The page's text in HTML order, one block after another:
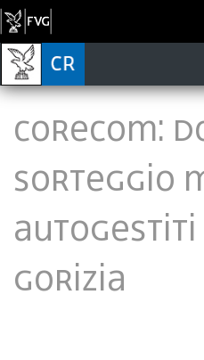
Corecom:
sorteggio
autogestiti
Gorizia